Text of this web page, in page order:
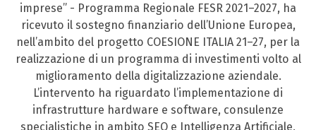
imprese” - Programma Regionale FESR 2021–2027, ha
ricevuto il sostegno finanziario dell’Unione Europea,
nell’ambito del progetto COESIONE ITALIA 21–27, per la
realizzazione di un programma di investimenti volto al
miglioramento della digitalizzazione aziendale.
L’intervento ha riguardato l’implementazione di
infrastrutture hardware e software, consulenze
specialistiche in ambito SEO e Intelligenza Artificiale,